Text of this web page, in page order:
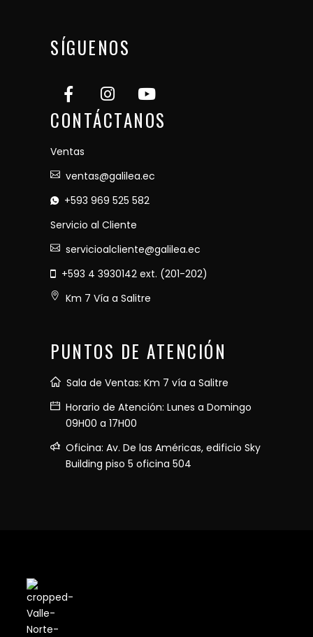
SÍGUENOS
CONTÁCTANOS
Ventas
ventas@galilea.ec
+593 969 525 582
Servicio al Cliente
servicioalcliente@galilea.ec
+593 4 3930142 ext. (201-202)
Km 7 Vía a Salitre
PUNTOS DE ATENCIÓN
Sala de Ventas: Km 7 vía a Salitre
Horario de Atención: Lunes a Domingo
09H00 a 17H00
Oficina: Av. De las Américas, edificio Sky
Building piso 5 oficina 504